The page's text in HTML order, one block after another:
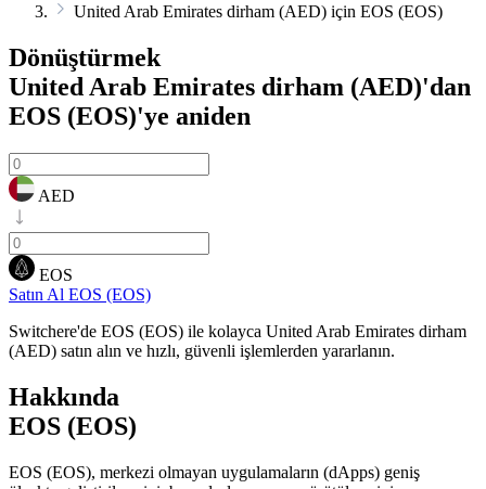
United Arab Emirates dirham (AED) için EOS (EOS)
Dönüştürmek
United Arab Emirates dirham (AED)'dan
EOS (EOS)'ye aniden
AED
EOS
Satın Al EOS (EOS)
Switchere'de EOS (EOS) ile kolayca United Arab Emirates dirham
(AED) satın alın ve hızlı, güvenli işlemlerden yararlanın.
Hakkında
EOS (EOS)
EOS (EOS), merkezi olmayan uygulamaların (dApps) geniş